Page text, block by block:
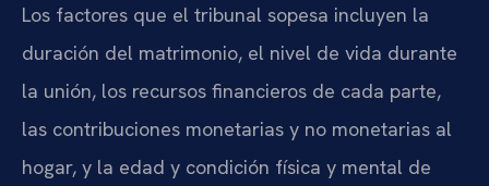
Los factores que el tribunal sopesa incluyen la
duración del matrimonio, el nivel de vida durante
la unión, los recursos financieros de cada parte,
las contribuciones monetarias y no monetarias al
hogar, y la edad y condición física y mental de